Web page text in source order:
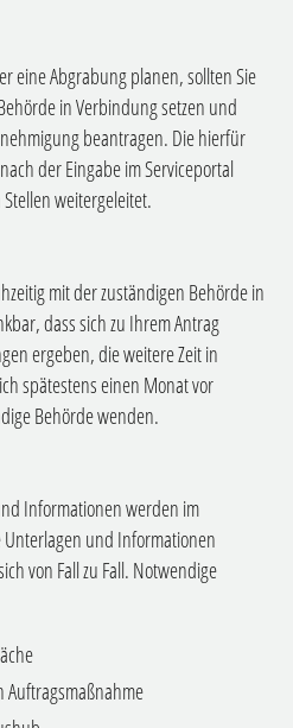
eine Abgrabung planen, sollten Sie
in Verbindung setzen und
beantragen. Die hierfür
der Eingabe im Serviceportal
weitergeleitet.
mit der zuständigen Behörde in
dass sich zu Ihrem Antrag
ergeben, die weitere Zeit in
spätestens einen Monat vor
Behörde wenden.
Informationen werden im
und Informationen
von Fall zu Fall. Notwendige
Auftragsmaßnahme